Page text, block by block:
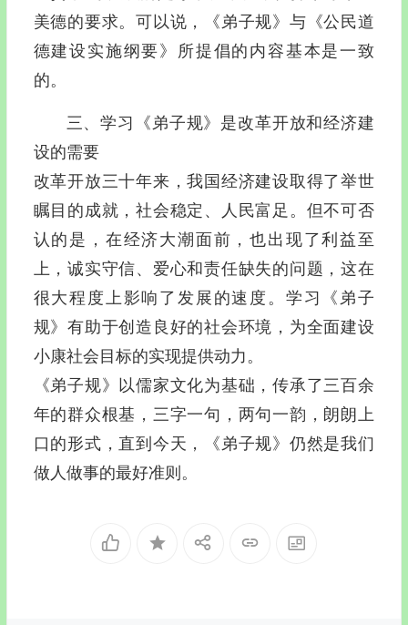
美德的要求。可以说，《弟子规》与《公民道
德建设实施纲要》所提倡的内容基本是一致
的。
三、学习《弟子规》是改革开放和经济建
设的需要
改革开放三十年来，我国经济建设取得了举世
瞩目的成就，社会稳定、人民富足。但不可否
认的是，在经济大潮面前，也出现了利益至
上，诚实守信、爱心和责任缺失的问题，这在
很大程度上影响了发展的速度。学习《弟子
规》有助于创造良好的社会环境，为全面建设
小康社会目标的实现提供动力。
《弟子规》以儒家文化为基础，传承了三百余
年的群众根基，三字一句，两句一韵，朗朗上
口的形式，直到今天，《弟子规》仍然是我们
做人做事的最好准则。